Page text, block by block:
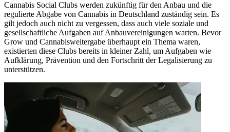
Cannabis Social Clubs werden zukünftig für den Anbau und die
regulierte Abgabe von Cannabis in Deutschland zuständig sein. Es
gilt jedoch auch nicht zu vergessen, dass auch viele soziale und
gesellschaftliche Aufgaben auf Anbauvereinigungen warten. Bevor
Grow und Cannabisweitergabe überhaupt ein Thema waren,
existierten diese Clubs bereits in kleiner Zahl, um Aufgaben wie
Aufklärung, Prävention und den Fortschritt der Legalisierung zu
unterstützen.